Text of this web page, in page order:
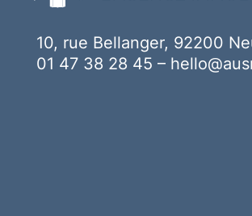
10, rue Bellanger, 92200
01 47 38 28 45 –